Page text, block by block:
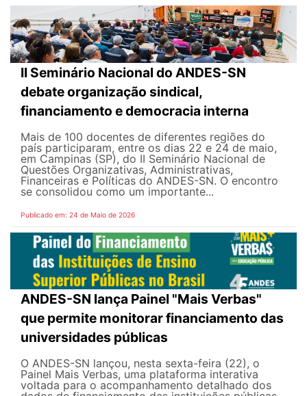
II Seminário Nacional do ANDES-SN
debate organização sindical,
financiamento e democracia interna
Mais de 100 docentes de diferentes regiões do
país participaram, entre os dias 22 e 24 de maio,
em Campinas (SP), do II Seminário Nacional de
Questões Organizativas, Administrativas,
Financeiras e Políticas do ANDES-SN. O encontro
se consolidou como um importante...
Publicado em: 24 de Maio de 2026
ANDES-SN lança Painel "Mais Verbas"
que permite monitorar financiamento das
universidades públicas
O ANDES-SN lançou, nesta sexta-feira (22), o
Painel Mais Verbas, uma plataforma interativa
voltada para o acompanhamento detalhado dos